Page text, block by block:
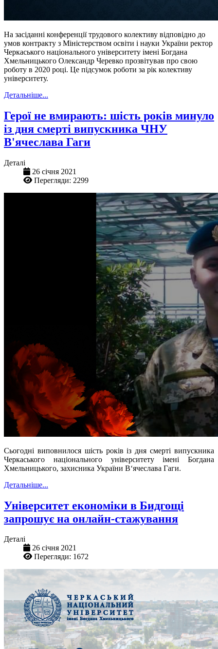
На засіданні конференції трудового колективу відповідно до
умов контракту з Міністерством освіти і науки України ректор
Черкаського національного університету імені Богдана
Хмельницького Олександр Черевко прозвітував про свою
роботу в 2020 році. Це підсумок роботи за рік колективу
університету.
Детальніше...
Герої не вмирають: шість років минуло
із дня смерті випускника ЧНУ
В'ячеслава Гаги
Деталі
26 січня 2021
Перегляди: 2299
Сьогодні виповнилося шість років із дня смерті випускника
Черкаського національного університету імені Богдана
Хмельницького, захисника України В‘ячеслава Гаги.
Детальніше...
Університет економіки в Бидгощі
запрошує на онлайн-стажування
Деталі
26 січня 2021
Перегляди: 1672